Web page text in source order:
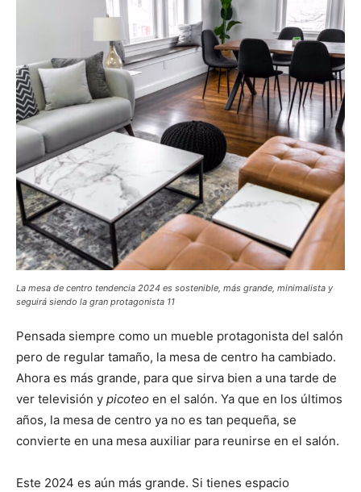
La mesa de centro tendencia 2024 es sostenible, más grande, minimalista y
seguirá siendo la gran protagonista 11
Pensada siempre como un mueble protagonista del salón
pero de regular tamaño, la mesa de centro ha cambiado.
Ahora es más grande, para que sirva bien a una tarde de
ver televisión y picoteo en el salón. Ya que en los últimos
años, la mesa de centro ya no es tan pequeña, se
convierte en una mesa auxiliar para reunirse en el salón.
Este 2024 es aún más grande. Si tienes espacio